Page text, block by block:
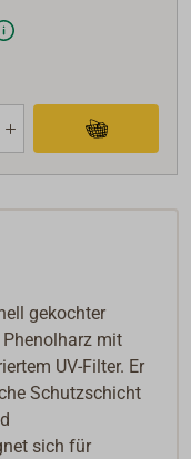
gekochter
mit
UV-Filter. Er
Schutzschicht
sich für